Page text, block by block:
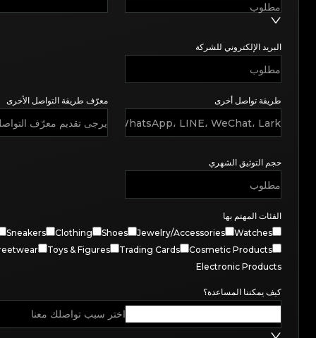
مطلوب
البريد الإلكتروني للشركة
طريقة تواصل أخرى معرّف طريقة التواصل الأخرى
حجم التوثيق الشهري
الفئات المهتم بها
Sneakers
Clothing Shoes Jewelry/Accessories
Watches
Toys & Figures Trading Cards
Cosmetic Products
Electronic Products
كيف يمكننا المساعدة؟
اختر سبب تواصلك معنا